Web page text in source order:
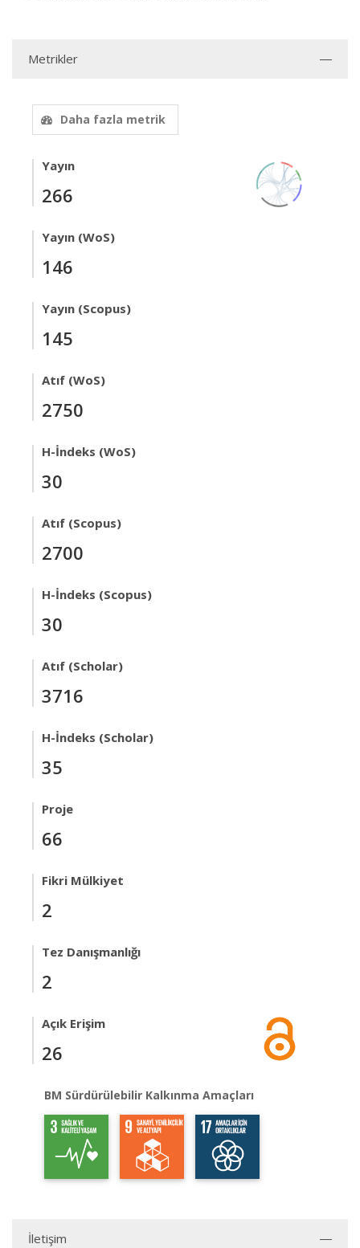
Metrikler
Daha fazla metrik
Yayın
266
Yayın (WoS)
146
Yayın (Scopus)
145
Atıf (WoS)
2750
H-İndeks (WoS)
30
Atıf (Scopus)
2700
H-İndeks (Scopus)
30
Atıf (Scholar)
3716
H-İndeks (Scholar)
35
Proje
66
Fikri Mülkiyet
2
Tez Danışmanlığı
2
Açık Erişim
26
BM Sürdürülebilir Kalkınma Amaçları
İletişim